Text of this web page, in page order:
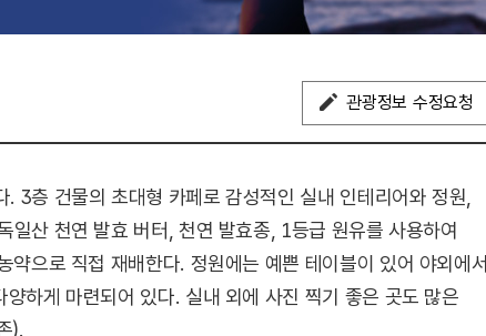
관광정보 수정요청
3층 건물의 초대형 카페로 감성적인 실내 인테리어와 정원,
산 천연 발효 버터, 천연 발효종, 1등급 원유를 사용하여
으로 직접 재배한다. 정원에는 예쁜 테이블이 있어 야외에서
하게 마련되어 있다. 실내 외에 사진 찍기 좋은 곳도 많은
).